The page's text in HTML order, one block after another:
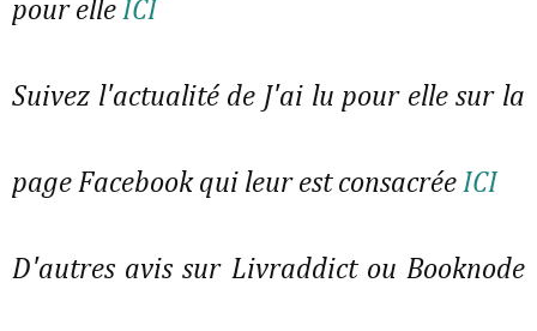
pour elle ICI
Suivez l'actualité de J'ai lu pour elle sur la
page Facebook qui leur est consacrée ICI
D'autres avis sur Livraddict ou Booknode